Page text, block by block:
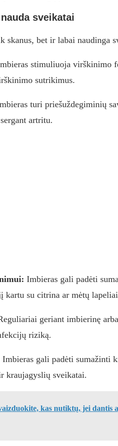
sveikatai
skanus, bet ir labai naudinga
stimuliuoja virškinimo
sutrikimus.
turi priešuždegiminių
artritu.
Imbieras gali padėti
kartu su citrina ar mėtų
geriant imbierinę
riziką.
Imbieras gali padėti sumažinti
kraujagyslių sveikatai.
kas nutiktų, jei dantis